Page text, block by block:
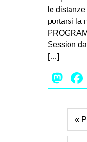
le
portarsi la
Session
[…]
«